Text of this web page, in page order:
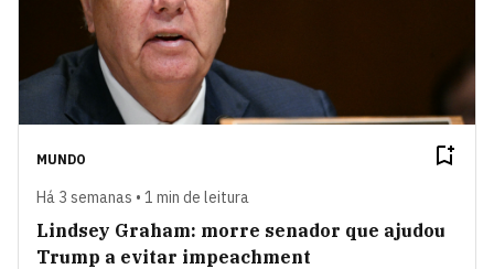
MUNDO
Há 3 semanas • 1 min de leitura
Lindsey Graham: morre senador que ajudou
Trump a evitar impeachment